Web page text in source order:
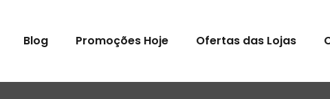
Blog Promoções Hoje Ofertas das Lojas